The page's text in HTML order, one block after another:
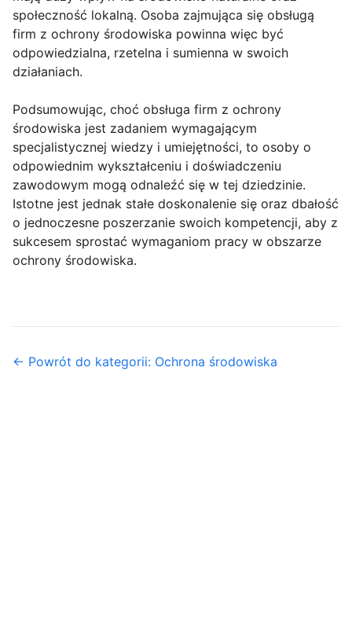
społeczność lokalną. Osoba zajmująca się obsługą
firm z ochrony środowiska powinna więc być
odpowiedzialna, rzetelna i sumienna w swoich
działaniach.
Podsumowując, choć obsługa firm z ochrony
środowiska jest zadaniem wymagającym
specjalistycznej wiedzy i umiejętności, to osoby o
odpowiednim wykształceniu i doświadczeniu
zawodowym mogą odnaleźć się w tej dziedzinie.
Istotne jest jednak stałe doskonalenie się oraz dbałość
o jednoczesne poszerzanie swoich kompetencji, aby z
sukcesem sprostać wymaganiom pracy w obszarze
ochrony środowiska.
← Powrót do kategorii: Ochrona środowiska